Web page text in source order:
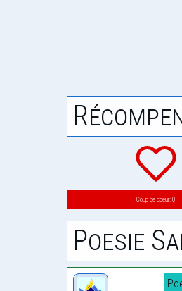
Coup de coeur: 0
Poesie